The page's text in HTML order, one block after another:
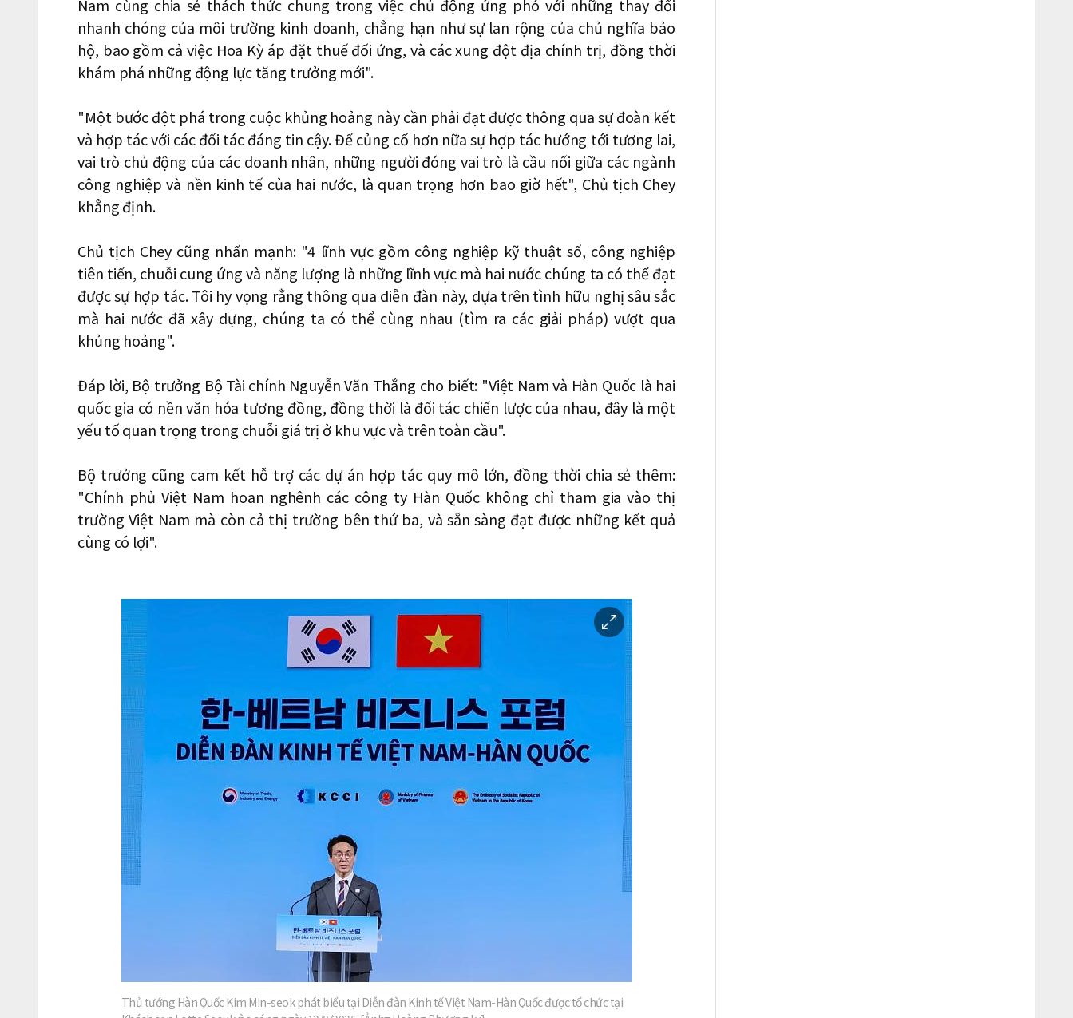
Nam cùng chia sẻ thách thức chung trong việc chủ động ứng phó với những thay đổi
nhanh chóng của môi trường kinh doanh, chẳng hạn như sự lan rộng của chủ nghĩa bảo
hộ, bao gồm cả việc Hoa Kỳ áp đặt thuế đối ứng, và các xung đột địa chính trị, đồng thời
khám phá những động lực tăng trưởng mới".
"Một bước đột phá trong cuộc khủng hoảng này cần phải đạt được thông qua sự đoàn kết
và hợp tác với các đối tác đáng tin cậy. Để củng cố hơn nữa sự hợp tác hướng tới tương lai,
vai trò chủ động của các doanh nhân, những người đóng vai trò là cầu nối giữa các ngành
công nghiệp và nền kinh tế của hai nước, là quan trọng hơn bao giờ hết", Chủ tịch Chey
khẳng định.
Chủ tịch Chey cũng nhấn mạnh: "4 lĩnh vực gồm công nghiệp kỹ thuật số, công nghiệp
tiên tiến, chuỗi cung ứng và năng lượng là những lĩnh vực mà hai nước chúng ta có thể đạt
được sự hợp tác. Tôi hy vọng rằng thông qua diễn đàn này, dựa trên tình hữu nghị sâu sắc
mà hai nước đã xây dựng, chúng ta có thể cùng nhau (tìm ra các giải pháp) vượt qua
khủng hoảng".
Đáp lời, Bộ trưởng Bộ Tài chính Nguyễn Văn Thắng cho biết: "Việt Nam và Hàn Quốc là hai
quốc gia có nền văn hóa tương đồng, đồng thời là đối tác chiến lược của nhau, đây là một
yếu tố quan trọng trong chuỗi giá trị ở khu vực và trên toàn cầu".
Bộ trưởng cũng cam kết hỗ trợ các dự án hợp tác quy mô lớn, đồng thời chia sẻ thêm:
"Chính phủ Việt Nam hoan nghênh các công ty Hàn Quốc không chỉ tham gia vào thị
trường Việt Nam mà còn cả thị trường bên thứ ba, và sẵn sàng đạt được những kết quả
cùng có lợi".
이
미
Thủ tướng Hàn Quốc Kim Min-seok phát biểu tại Diễn đàn Kinh tế Việt Nam-Hàn Quốc được tổ chức tại